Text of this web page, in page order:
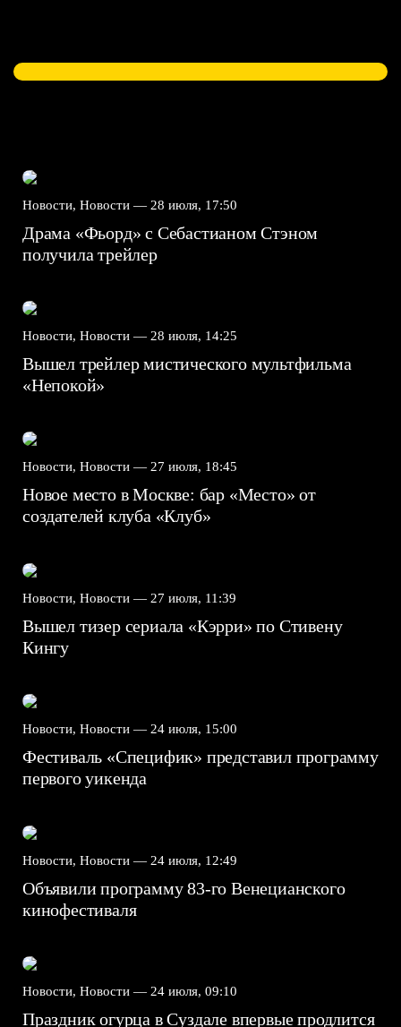
Новости, Новости — 28 июля, 17:50
Драма «Фьорд» с Себастианом Стэном
получила трейлер
Новости, Новости — 28 июля, 14:25
Вышел трейлер мистического мультфильма
«Непокой»
Новости, Новости — 27 июля, 18:45
Новое место в Москве: бар «Место» от
создателей клуба «Клуб»
Новости, Новости — 27 июля, 11:39
Вышел тизер сериала «Кэрри» по Стивену
Кингу
Новости, Новости — 24 июля, 15:00
Фестиваль «Специфик» представил программу
первого уикенда
Новости, Новости — 24 июля, 12:49
Объявили программу 83-го Венецианского
кинофестиваля
Новости, Новости — 24 июля, 09:10
Праздник огурца в Суздале впервые продлится